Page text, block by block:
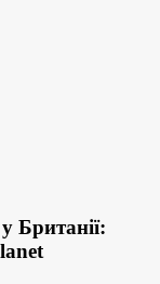
Британії: